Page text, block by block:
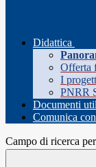
Didattica
Offerta
I
PNRR
Documenti
Comunica
Campo di ricerca